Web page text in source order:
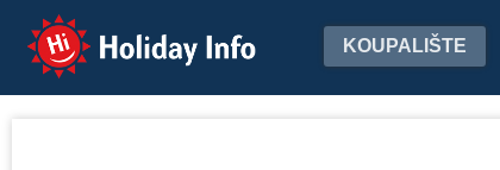
Holiday Info KOUPALIŠTE